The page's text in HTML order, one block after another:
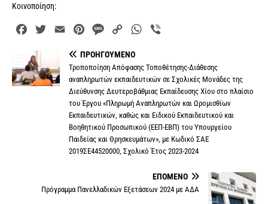
Κοινοποίηση:
c
e
b
t
t
a
n
t
e
r
e
s
t
M
s
s
a
g
e
p
y
i
n
k
W
s
A
p
p
e
r
ΠΡΟΗΓΟΎΜΕΝΟ
Τροποποίηση Απόφασης Τοποθέτησης-Διάθεσης
αναπληρωτών εκπαιδευτικών σε Σχολικές Μονάδες της
Διεύθυνσης Δευτεροβάθμιας Εκπαίδευσης Χίου στο πλαίσιο
του Έργου «Πληρωμή Αναπληρωτών και Ωρομισθίων
Εκπαιδευτικών, καθώς και Ειδικού Εκπαιδευτικού και
Βοηθητικού Προσωπικού (ΕΕΠ-ΕΒΠ) του Υπουργείου
Παιδείας και Θρησκευμάτων», με Κωδικό ΣΑΕ
2019ΣΕ44520000, Σχολικό Έτος 2023-2024
ΕΠΌΜΕΝΟ
Πρόγραμμα Πανελλαδικών Εξετάσεων 2024 με ΑΔΑ